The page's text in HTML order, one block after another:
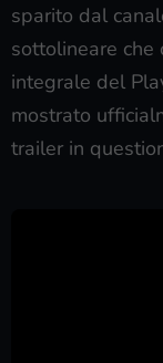
sparito dal
sottolineare che
integrale del
mostrato
trailer in